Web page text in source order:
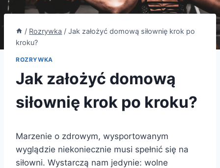
/ Rozrywka / Jak założyć domową siłownię krok po
kroku?
ROZRYWKA
Jak założyć domową
siłownię krok po kroku?
Marzenie o zdrowym, wysportowanym
wyglądzie niekoniecznie musi spełnić się na
siłowni. Wystarczą nam jedynie: wolne